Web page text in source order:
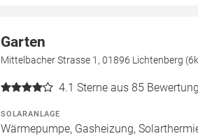
Garten
Mittelbacher Strasse 1, 01896 Lichtenberg
4.1 Sterne aus 85
SOLARANLAGE
Wärmepumpe, Gasheizung,